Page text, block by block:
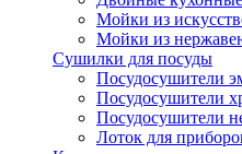
Мойки из
Мойки из
Сушилки для посуды
Посудосушители
Посудосушители
Посудосушители
Лоток для